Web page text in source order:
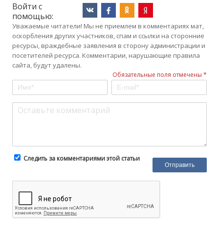
Войти с
помощью:
Уважаемые читатели! Мы не приемлем в комментариях мат,
оскорбления других участников, спам и ссылки на сторонние
ресурсы, враждебные заявления в сторону администрации и
посетителей ресурса. Комментарии, нарушающие правила
сайта, будут удалены.
Обязательные поля отмечены *
Следить за комментариями этой статьи